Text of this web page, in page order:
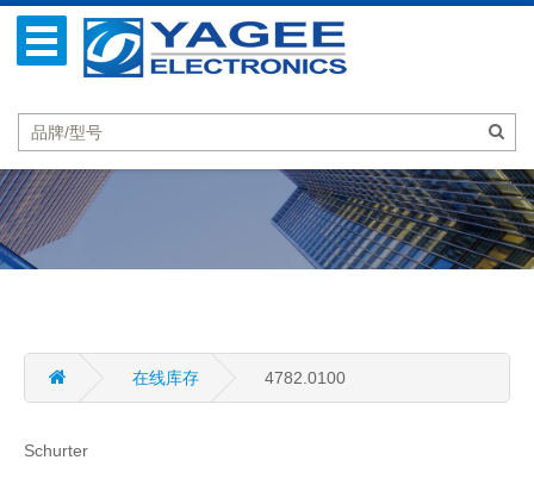
在线库存 4782.0100
Schurter